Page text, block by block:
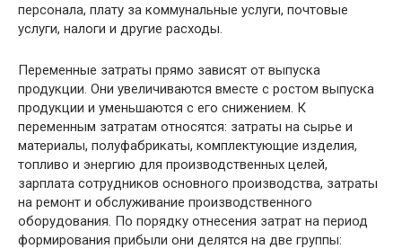
персонала, плату за коммунальные услуги, почтовые
услуги, налоги и другие расходы.
Переменные затраты прямо зависят от выпуска
продукции. Они увеличиваются вместе с ростом выпуска
продукции и уменьшаются с его снижением. К
переменным затратам относятся: затраты на сырье и
материалы, полуфабрикаты, комплектующие изделия,
топливо и энергию для производственных целей,
зарплата сотрудников основного производства, затраты
на ремонт и обслуживание производственного
оборудования. По порядку отнесения затрат на период
формирования прибыли они делятся на две группы: